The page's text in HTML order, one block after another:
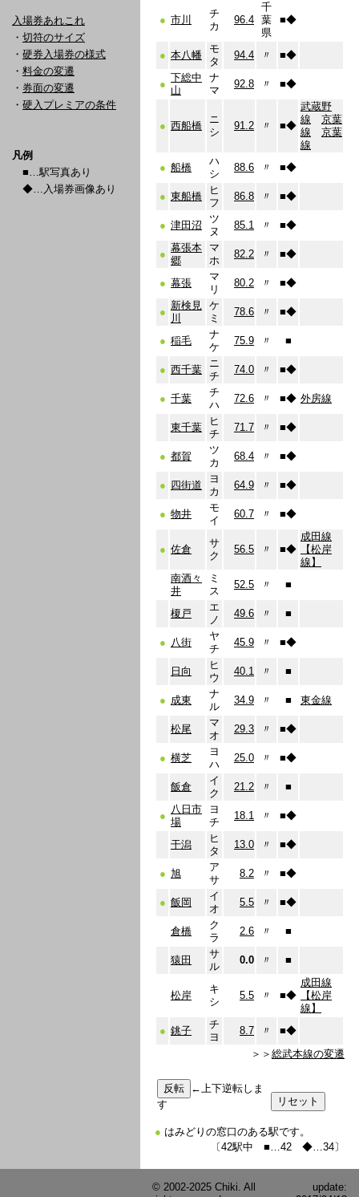
入場券あれこれ
・ 切符のサイズ
・ 硬券入場券の様式
・ 料金の変遷
・ 券面の変遷
・ 硬入プレミアの条件
凡例
■…駅写真あり
◆…入場券画像あり
● 市川
チ
カ
96.4
千
葉
県
■◆
● 本八幡
モ
タ
94.4 〃 ■◆
●
下総中
山
ナ
マ
92.8 〃 ■◆
● 西船橋
ニ
シ
91.2 〃 ■◆
武蔵野
線
京葉
線
京葉
線
● 船橋
ハ
シ
88.6 〃 ■◆
● 東船橋
ヒ
フ
86.8 〃 ■◆
● 津田沼
ツ
ヌ
85.1 〃 ■◆
●
幕張本
郷
マ
ホ
82.2 〃 ■◆
● 幕張
マ
リ
80.2 〃 ■◆
●
新検見
川
ケ
ミ
78.6 〃 ■◆
● 稲毛
ナ
ケ
75.9 〃 ■
● 西千葉
ニ
チ
74.0 〃 ■◆
● 千葉
チ
ハ
72.6 〃 ■◆ 外房線
東千葉
ヒ
チ
71.7 〃 ■◆
● 都賀
ツ
カ
68.4 〃 ■◆
● 四街道
ヨ
カ
64.9 〃 ■◆
● 物井
モ
イ
60.7 〃 ■◆
● 佐倉
サ
ク
56.5 〃 ■◆
成田線
【松岸
線】
南酒々
井
ミ
ス
52.5 〃 ■
榎戸
エ
ノ
49.6 〃 ■
● 八街
ヤ
チ
45.9 〃 ■◆
日向
ヒ
ウ
40.1 〃 ■
● 成東
ナ
ル
34.9 〃 ■ 東金線
松尾
マ
オ
29.3 〃 ■◆
● 横芝
ヨ
ハ
25.0 〃 ■◆
飯倉
イ
ク
21.2 〃 ■
●
八日市
場
ヨ
チ
18.1 〃 ■◆
干潟
ヒ
タ
13.0 〃 ■◆
● 旭
ア
サ
8.2 〃 ■◆
● 飯岡
イ
オ
5.5 〃 ■◆
倉橋
ク
ラ
2.6 〃 ■
猿田
サ
ル
0.0 〃 ■
松岸
キ
シ
5.5 〃 ■◆
成田線
【松岸
線】
● 銚子
チ
ヨ
8.7 〃 ■◆
＞＞ 総武本線の変遷
←上下逆転しま
す
● はみどりの窓口のある駅です。
〔42駅中 ■…42 ◆…34〕
© 2002-2025 Chiki. All
update: